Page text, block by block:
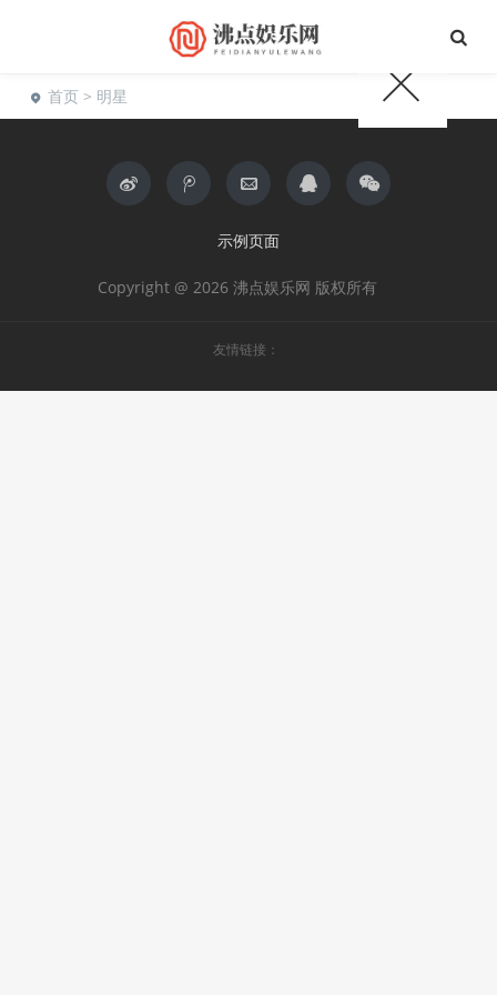
首页 > 明星
示例页面
Copyright @ 2026 沸点娱乐网 版权所有
友情链接：